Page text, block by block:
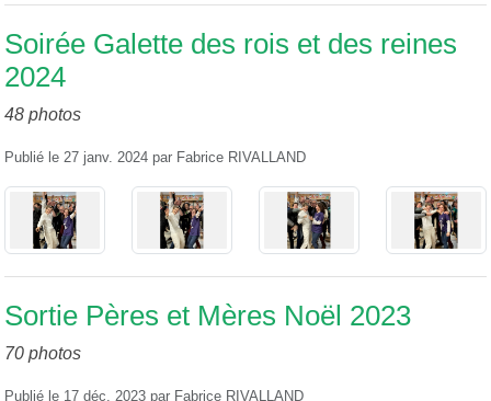
Soirée Galette des rois et des reines
2024
48 photos
Publié le 27 janv. 2024 par Fabrice RIVALLAND
Sortie Pères et Mères Noël 2023
70 photos
Publié le 17 déc. 2023 par Fabrice RIVALLAND